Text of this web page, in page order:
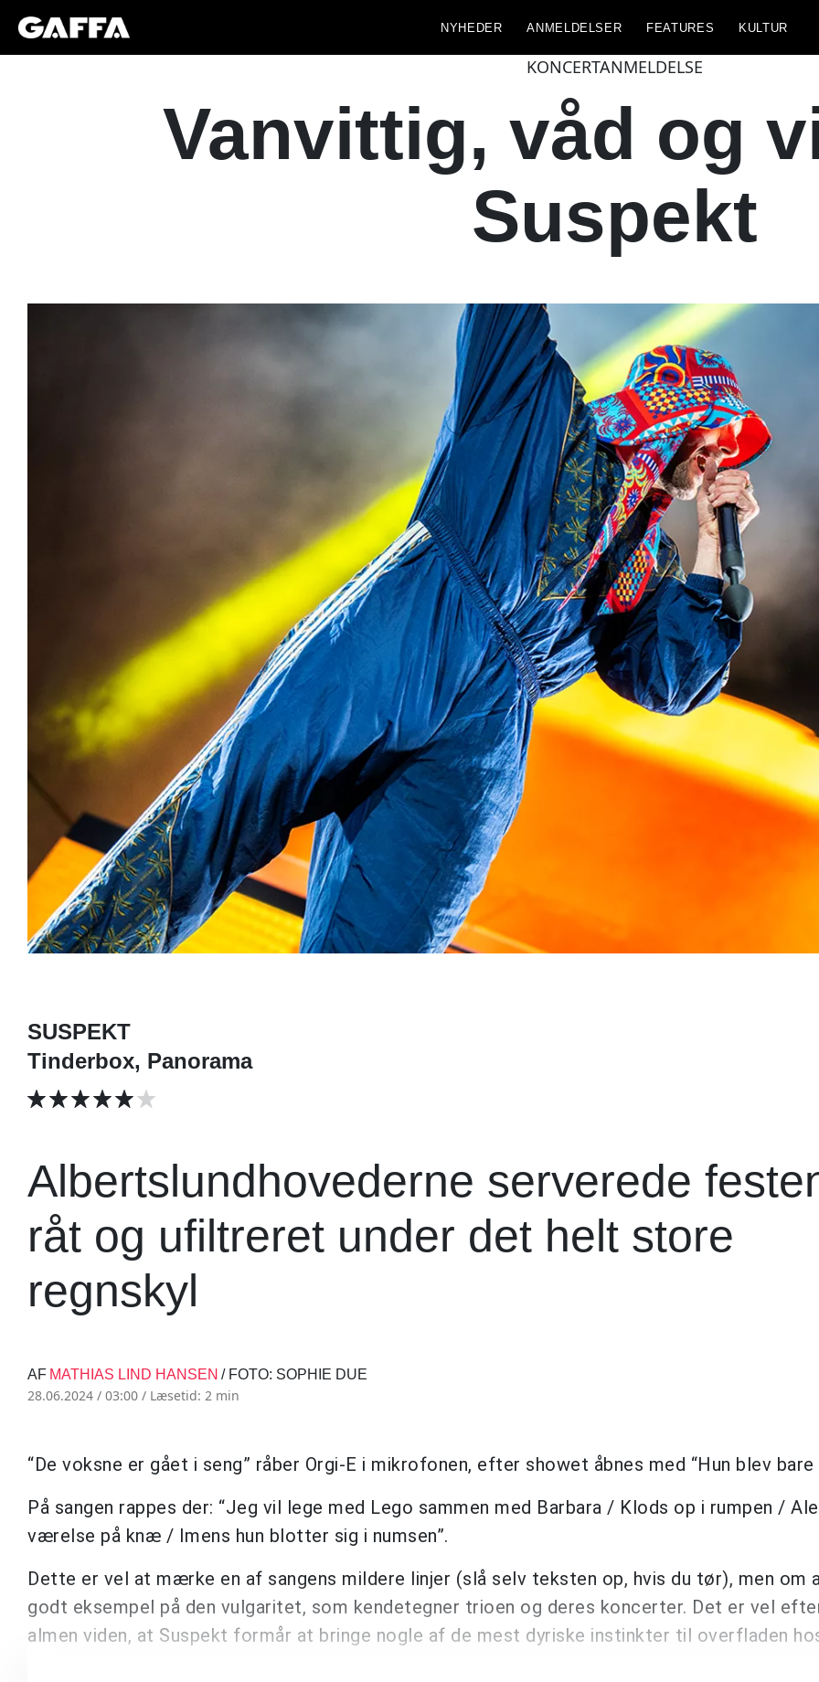
NYHEDER ANMELDELSER FEATURES KULTUR
KONCERTANMELDELSE
Vanvittig, våd og
Suspekt
SUSPEKT
Tinderbox, Panorama
Albertslundhovederne serverede
råt og ufiltreret under det helt store
regnskyl
AF MATHIAS LIND HANSEN / FOTO: SOPHIE DUE
28.06.2024 / 03:00 / Læsetid: 2 min
“De voksne er gået i seng” råber Orgi-E i mikrofonen, efter showet åbnes med “Hun blev bare
På sangen rappes der: “Jeg vil lege med Lego sammen med Barbara / Klods op i rumpen /
værelse på knæ / Imens hun blotter sig i numsen”.
Dette er vel at mærke en af sangens mildere linjer (slå selv teksten op, hvis du tør), men om
godt eksempel på den vulgaritet, som kendetegner trioen og deres koncerter. Det er vel
almen viden, at Suspekt formår at bringe nogle af de mest dyriske instinkter til overfladen